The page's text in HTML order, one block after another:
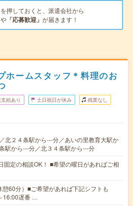
を押しておくと、派遣会社から
や 「応募歓迎」 が届きます！
ホームスタッフ＊料理のお
給あり 土日祝日が休み 残業なし
北２４条駅から---分／あいの里教育大駅か
駅から---分／北３４条駅から---分
固定の相談OK！ ■希望の曜日があればご相
60分）■ご希望があれば下記シフトも
16:00遅番 …